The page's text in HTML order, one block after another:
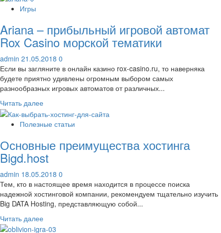
СЕО.
Только
полезная
теория
и
реальная
практика
Игры
Ariana – прибыльный игровой автомат
Rox Casino морской тематики
admin 21.05.2018 0
Если вы загляните в онлайн казино rox-casino.ru, то наверняка
будете приятно удивлены огромным выбором самых
разнообразных игровых автоматов от различных...
Читать далееПрочитать
больше
о
прибыльный
игровой
автомат
Rox
Casino
морской
тематики
Полезные статьи
Основные преимущества хостинга
Bigd.host
admin 18.05.2018 0
Тем, кто в настоящее время находится в процессе поиска
надежной хостинговой компании, рекомендуем тщательно изучить
Big DATA Hosting, представляющую собой...
Читать далееПрочитать
больше